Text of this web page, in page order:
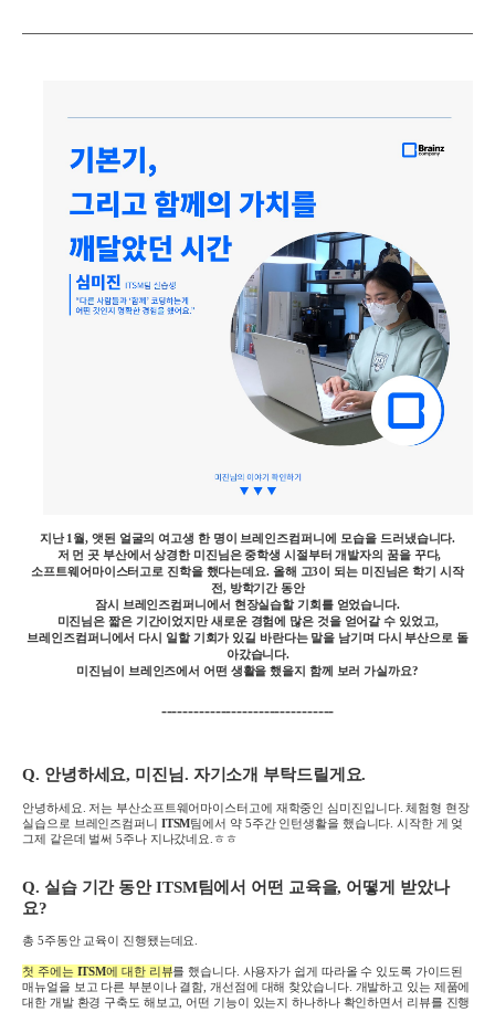
지난 1월, 앳된 얼굴의 여고생 한 명이 브레인즈컴퍼니에 모습을 드러냈습니다.
저 먼 곳 부산에서 상경한 미진님은 중학생 시절부터 개발자의 꿈을 꾸다,
소프트웨어마이스터고로 진학을 했다는데요. 올해 고3이 되는 미진님은 학기 시작
전, 방학기간 동안
잠시 브레인즈컴퍼니에서 현장실습할 기회를 얻었습니다.
미진님은 짧은 기간이었지만 새로운 경험에 많은 것을 얻어갈 수 있었고,
브레인즈컴퍼니에서 다시 일할 기회가 있길 바란다는 말을 남기며 다시 부산으로 돌
아갔습니다.
미진님이 브레인즈에서 어떤 생활을 했을지 함께 보러 가실까요?
--------------------------------
Q. 안녕하세요, 미진님. 자기소개 부탁드릴게요.
안녕하세요 저는 부산소프트웨어마이스터고에 재학중인 심미진입니다.체험형 현장
실습으로 브레인즈컴퍼니 ITSM팀에서 약5주간 인턴생활을 했습니다 .시작한 게 엊
그제 같은데 벌써 5주나 지나갔네요 ㅎㅎ
Q. 실습 기간 동안 ITSM팀에서 어떤 교육을, 어떻게 받았나
요?
총 5주동안 교육이 진행됐는데요
첫 주에는 ITSM에 대한 리뷰를 했습니다. 사용자가 쉽게 따라올 수 있도록 가이드된
매뉴얼을 보고 다른 부분이나 결함 개선점에 대해 찾았습니다. 개발하고 있는 제품에
대한 개발 환경 구축도 해보고 어떤 기능이 있는지 하나하나 확인하면서 리뷰를 진행